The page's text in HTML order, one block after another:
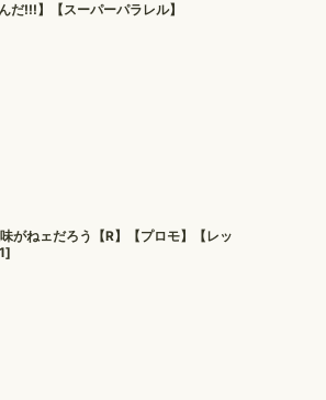
だ!!!】【スーパーパラレル】
がねェだろう【R】【プロモ】【レッ
]